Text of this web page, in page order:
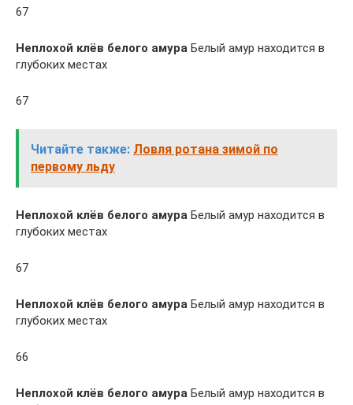
67
Неплохой клёв белого амура Белый амур находится в
глубоких местах
67
Читайте также: Ловля ротана зимой по
первому льду
Неплохой клёв белого амура Белый амур находится в
глубоких местах
67
Неплохой клёв белого амура Белый амур находится в
глубоких местах
66
Неплохой клёв белого амура Белый амур находится в